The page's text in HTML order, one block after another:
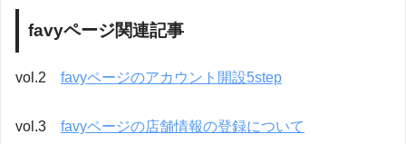
favyページ関連記事
vol.2 favyページのアカウント開設5step
vol.3 favyページの店舗情報の登録について